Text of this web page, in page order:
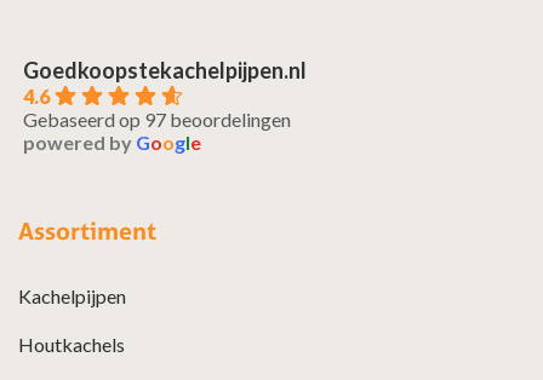
Goedkoopstekachelpijpen.nl
4.6
Gebaseerd op 97 beoordelingen
powered by Google
Assortiment
Kachelpijpen
Houtkachels